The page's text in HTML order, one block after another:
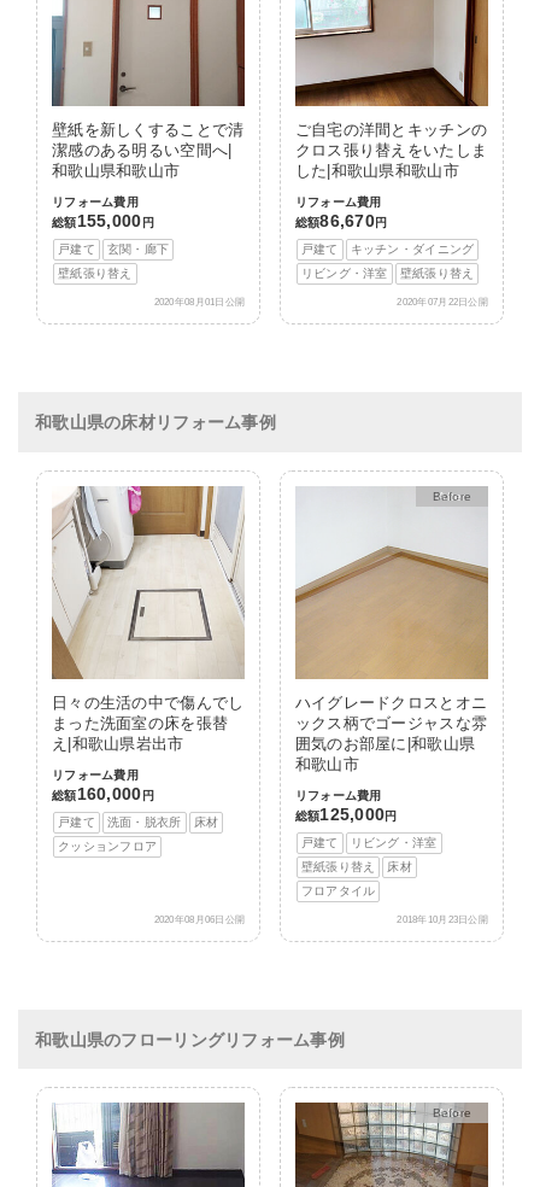
壁紙を新しくすることで清
潔感のある明るい空間へ|
和歌山県和歌山市
リフォーム費用
総額155,000 円
戸建て
玄関・廊下
壁紙張り替え
2020年08月01日公開
ご自宅の洋間とキッチンの
クロス張り替えをいたしま
した|和歌山県和歌山市
リフォーム費用
総額86,670円
戸建て
キッチン・ダイニング
リビング・洋室
壁紙張り替え
2020年07月22日公開
和歌山県の床材リフォーム事例
日々の生活の中で傷んでし
まった洗面室の床を張替
え|和歌山県岩出市
リフォーム費用
総額160,000 円
戸建て
洗面・脱衣所
床材
クッションフロア
2020年08月06日公開
After
ハイグレードクロスとオニ
ックス柄でゴージャスな雰
囲気のお部屋に|和歌山県
和歌山市
リフォーム費用
総額125,000円
戸建て
リビング・洋室
壁紙張り替え
床材
フロアタイル
2018年10月23日公開
和歌山県のフローリングリフォーム事例
After